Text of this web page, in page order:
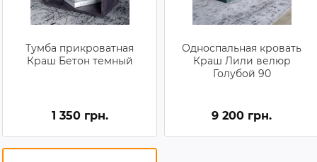
Тумба прикроватная
Краш Бетон темный
1 350 грн.
Односпальная кровать
Краш Лили велюр
Голубой 90
9 200 грн.